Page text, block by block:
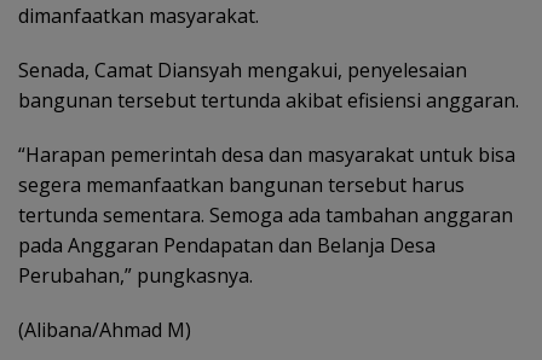
dimanfaatkan masyarakat.
Senada, Camat Diansyah mengakui, penyelesaian
bangunan tersebut tertunda akibat efisiensi anggaran.
“Harapan pemerintah desa dan masyarakat untuk bisa
segera memanfaatkan bangunan tersebut harus
tertunda sementara. Semoga ada tambahan anggaran
pada Anggaran Pendapatan dan Belanja Desa
Perubahan,” pungkasnya.
(Alibana/Ahmad M)